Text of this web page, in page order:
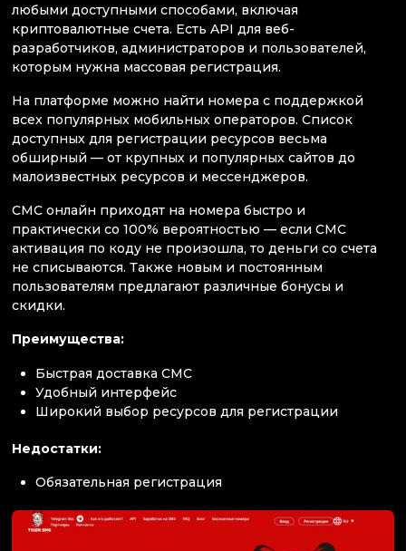
любыми доступными способами, включая
криптовалютные счета. Есть API для веб-
разработчиков, администраторов и пользователей,
которым нужна массовая регистрация.
На платформе можно найти номера с поддержкой
всех популярных мобильных операторов. Список
доступных для регистрации ресурсов весьма
обширный — от крупных и популярных сайтов до
малоизвестных ресурсов и мессенджеров.
СМС онлайн приходят на номера быстро и
практически со 100% вероятностью — если СМС
активация по коду не произошла, то деньги со счета
не списываются. Также новым и постоянным
пользователям предлагают различные бонусы и
скидки.
Преимущества:
Быстрая доставка СМС
Удобный интерфейс
Широкий выбор ресурсов для регистрации
Недостатки:
Обязательная регистрация